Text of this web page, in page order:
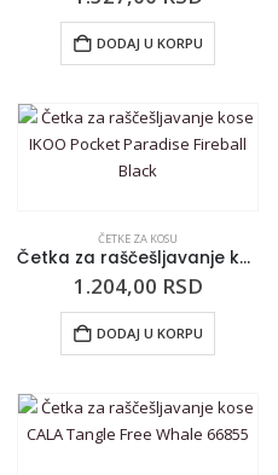
DODAJ U KORPU
ČETKE ZA KOSU
Četka za raščešljavanje kose IKOO Pocket Paradise Fireball Black
1.204,00 RSD
DODAJ U KORPU